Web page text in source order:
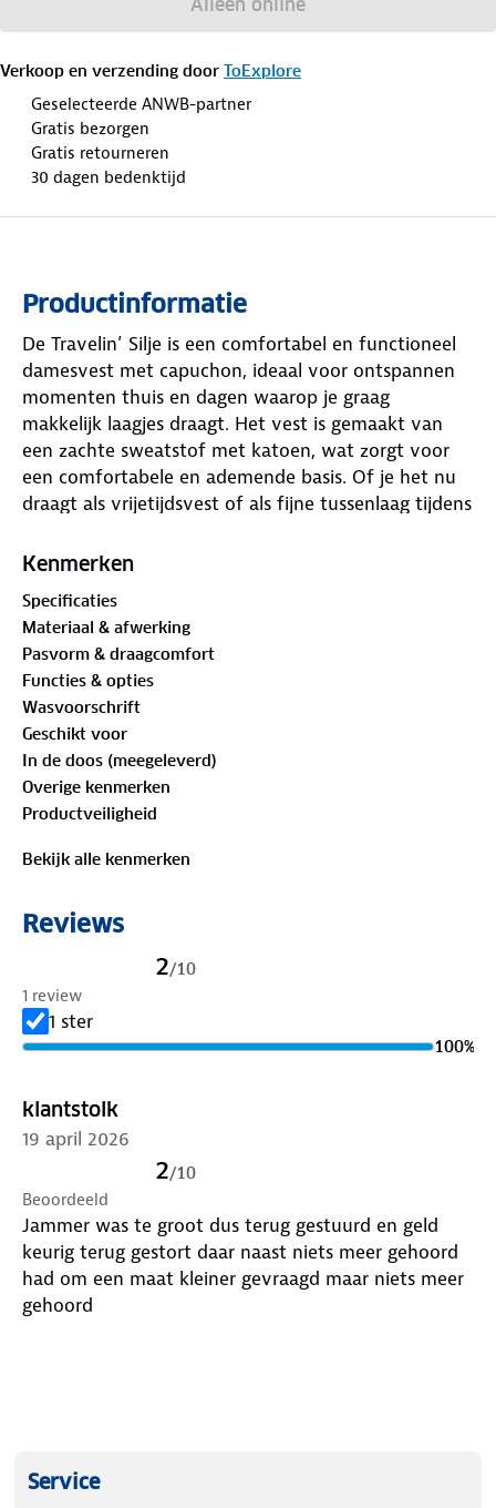
Alleen online
Verkoop en verzending door ToExplore
Geselecteerde ANWB-partner
Gratis bezorgen
Gratis retourneren
30 dagen bedenktijd
Productinformatie
De Travelin’ Silje is een comfortabel en functioneel
damesvest met capuchon, ideaal voor ontspannen
momenten thuis en dagen waarop je graag
makkelijk laagjes draagt. Het vest is gemaakt van
een zachte sweatstof met katoen, wat zorgt voor
een comfortabele en ademende basis. Of je het nu
draagt als vrijetijdsvest of als fijne tussenlaag tijdens
sportieve uitstraling met alledaags gemak.
Dit vest is praktisch uitgevoerd met steekzakken
met rits, zodat je essentials veilig opgeborgen
blijven. Dankzij de full zip trek je het vest eenvoudig
aan of uit wanneer de temperatuur wisselt. De
Travelin’ Silje Cardigan is PFAS-vrij geproduceerd en
vormt een veelzijdige toevoeging aan je garderobe
voor het voor- en najaar
Kenmerken
Specificaties
Materiaal & afwerking
Pasvorm & draagcomfort
Functies & opties
Wasvoorschrift
Geschikt voor
In de doos (meegeleverd)
Overige kenmerken
Productveiligheid
Bekijk alle kenmerken
Reviews
2/10
1 review
1 ster
100%
klantstolk
19 april 2026
2/10
Beoordeeld
Jammer was te groot dus terug gestuurd en geld
keurig terug gestort daar naast niets meer gehoord
had om een maat kleiner gevraagd maar niets meer
gehoord
Service